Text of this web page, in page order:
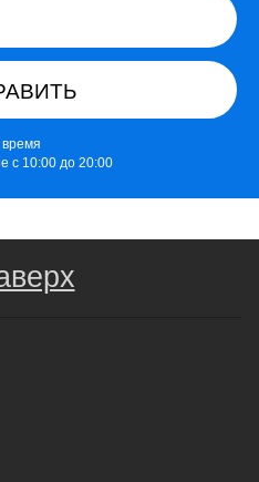
с 10:00 до 20:00